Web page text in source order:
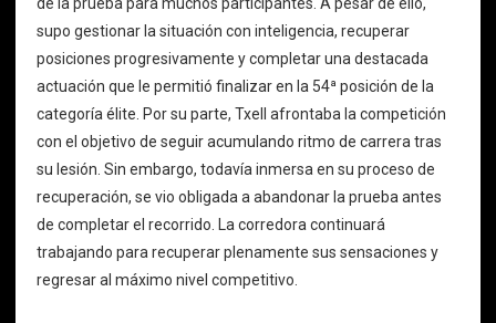
supo gestionar la situación con inteligencia, recuperar
posiciones progresivamente y completar una destacada
actuación que le permitió finalizar en la 54ª posición de la
categoría élite. Por su parte, Txell afrontaba la competición
con el objetivo de seguir acumulando ritmo de carrera tras
su lesión. Sin embargo, todavía inmersa en su proceso de
recuperación, se vio obligada a abandonar la prueba antes
de completar el recorrido. La corredora continuará
trabajando para recuperar plenamente sus sensaciones y
regresar al máximo nivel competitivo.